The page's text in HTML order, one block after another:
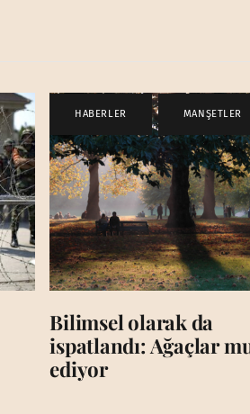
HABERLER , MANŞETLER
Bilimsel olarak da
ispatlandı: Ağaçlar
ediyor